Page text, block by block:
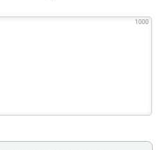
1000